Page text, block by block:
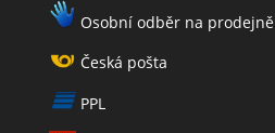
Osobní odběr na prodejně
Česká pošta
PPL